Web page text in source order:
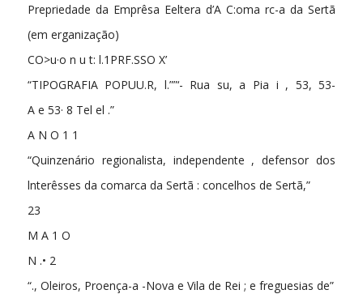
Prepriedade da Emprêsa Eeltera d’A C:oma rc-a da Sertã
(em erganização)
CO>u·o n u t: l.1PRF.SSO X’
“TIPOGRAFIA POPUU.R, l.””‘- Rua su, a Pia i , 53, 53-
A e 53· 8 Tel el .”
A N O 1 1
“Quinzenário regionalista, independente , defensor dos
lnterêsses da comarca da Sertã : concelhos de Sertã,”
23
M A 1 O
N .• 2
“., Oleiros, Proença-a -Nova e Vila de Rei ; e freguesias de”